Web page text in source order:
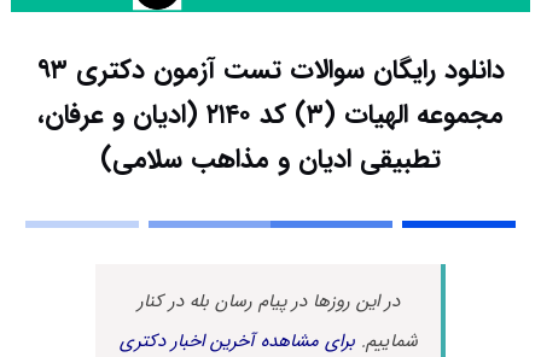
دانلود رایگان سوالات تست آزمون دکتری ۹۳
مجموعه الهیات (۳) کد ۲۱۴۰ (ادیان و عرفان،
تطبیقی ادیان و مذاهب سلامی)
در این روزها در پیام رسان بله در کنار
شماییم.برای مشاهده آخرین اخبار دکتری